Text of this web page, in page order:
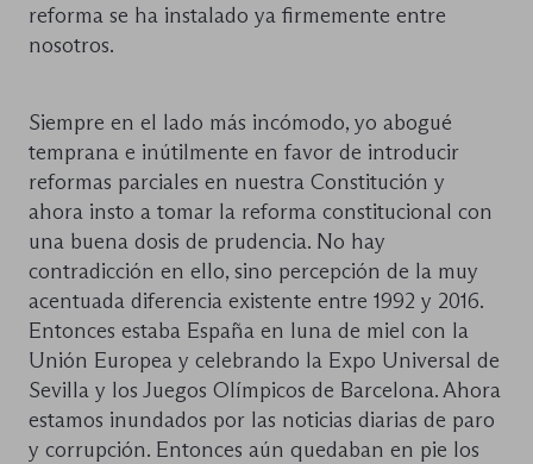
reforma se ha instalado ya firmemente entre
nosotros.
Siempre en el lado más incómodo, yo abogué
temprana e inútilmente en favor de introducir
reformas parciales en nuestra Constitución y
ahora insto a tomar la reforma constitucional con
una buena dosis de prudencia. No hay
contradicción en ello, sino percepción de la muy
acentuada diferencia existente entre 1992 y 2016.
Entonces estaba España en luna de miel con la
Unión Europea y celebrando la Expo Universal de
Sevilla y los Juegos Olímpicos de Barcelona. Ahora
estamos inundados por las noticias diarias de paro
y corrupción. Entonces aún quedaban en pie los